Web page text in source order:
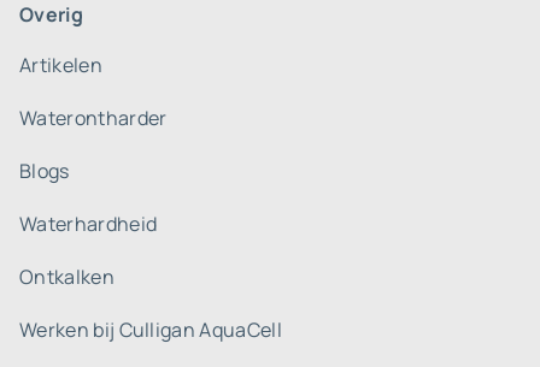
Overig
Artikelen
Waterontharder
Blogs
Waterhardheid
Ontkalken
Werken bij Culligan AquaCell